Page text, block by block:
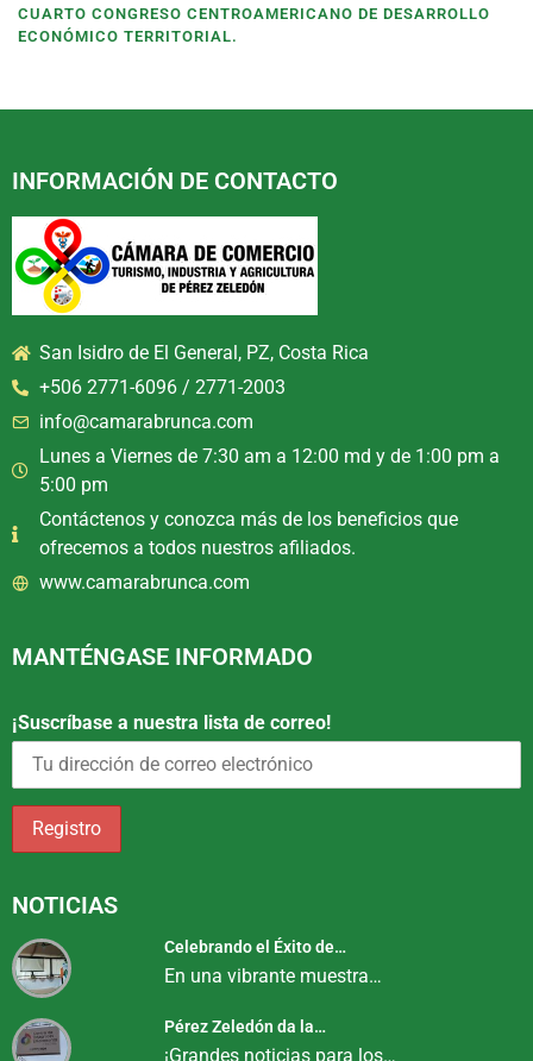
CUARTO CONGRESO CENTROAMERICANO DE DESARROLLO
ECONÓMICO TERRITORIAL.
INFORMACIÓN DE CONTACTO
San Isidro de El General, PZ, Costa Rica
+506 2771-6096 / 2771-2003
info@camarabrunca.com
Lunes a Viernes de 7:30 am a 12:00 md y de 1:00 pm a
5:00 pm
Contáctenos y conozca más de los beneficios que
ofrecemos a todos nuestros afiliados.
www.camarabrunca.com
MANTÉNGASE INFORMADO
¡Suscríbase a nuestra lista de correo!
NOTICIAS
Celebrando el Éxito de…
En una vibrante muestra…
Pérez Zeledón da la…
¡Grandes noticias para los…